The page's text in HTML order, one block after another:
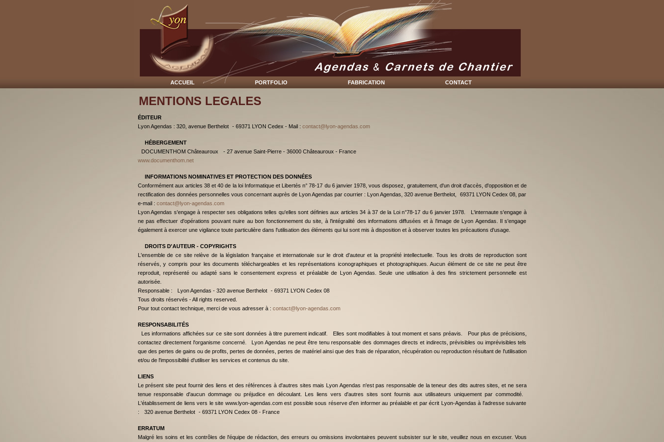
accueil portfolio fabrication contact
MENTIONS LÉGALES
ÉDITEUR
Lyon Agendas : 320, avenue Berthelot - 69371 LYON Cedex - Mail : contact@lyon-agendas.com
HÉBERGEMENT
DOCUMENTHOM Châteauroux - 27 avenue Saint-Pierre - 36000 Châteauroux - France
www.documenthom.net
INFORMATIONS NOMINATIVES ET PROTECTION DES DONNÉES
Conformément aux articles 38 et 40 de la loi Informatique et Libertés n° 78-17 du 6 janvier 1978, vous disposez, gratuitement, d'un droit d'accès, d'opposition et de
rectification des données personnelles vous concernant auprès de Lyon Agendas par courrier : Lyon Agendas, 320 avenue Berthelot, 69371 LYON Cedex 08, par
e-mail : contact@lyon-agendas.com
Lyon Agendas s'engage à respecter ses obligations telles qu'elles sont définies aux articles 34 à 37 de la Loi n°78-17 du 6 janvier 1978. L'internaute s'engage à
ne pas effectuer d'opérations pouvant nuire au bon fonctionnement du site, à l'intégralité des informations diffusées et à l'image de Lyon Agendas. Il s'engage
également à exercer une vigilance toute particulière dans l'utilisation des éléments qui lui sont mis à disposition et à observer toutes les précautions d'usage.
DROITS D'AUTEUR - COPYRIGHTS
L'ensemble de ce site relève de la législation française et internationale sur le droit d'auteur et la propriété intellectuelle. Tous les droits de reproduction sont
réservés, y compris pour les documents téléchargeables et les représentations iconographiques et photographiques. Aucun élément de ce site ne peut être
reproduit, représenté ou adapté sans le consentement express et préalable de Lyon Agendas. Seule une utilisation à des fins strictement personnelle est
autorisée.
Responsable : Lyon Agendas - 320 avenue Berthelot - 69371 LYON Cedex 08
Tous droits réservés - All rights reserved.
Pour tout contact technique, merci de vous adresser à : contact@lyon-agendas.com
RESPONSABILITÉS
Les informations affichées sur ce site sont données à titre purement indicatif. Elles sont modifiables à tout moment et sans préavis. Pour plus de précisions,
contactez directement l'organisme concerné. Lyon Agendas ne peut être tenu responsable des dommages directs et indirects, prévisibles ou imprévisibles tels
que des pertes de gains ou de profits, pertes de données, pertes de matériel ainsi que des frais de réparation, récupération ou reproduction résultant de l'utilisation
et/ou de l'impossibilité d'utiliser les services et contenus du site.
LIENS
Le présent site peut fournir des liens et des références à d'autres sites mais Lyon Agendas n'est pas responsable de la teneur des dits autres sites, et ne sera
tenue responsable d'aucun dommage ou préjudice en découlant. Les liens vers d'autres sites sont fournis aux utilisateurs uniquement par commodité.
L'établissement de liens vers le site www.lyon-agendas.com est possible sous réserve d'en informer au préalable et par écrit Lyon-Agendas à l'adresse suivante
: 320 avenue Berthelot - 69371 LYON Cedex 08 - France
ERRATUM
Malgré les soins et les contrôles de l'équipe de rédaction, des erreurs ou omissions involontaires peuvent subsister sur le site, veuillez nous en excuser. Vous